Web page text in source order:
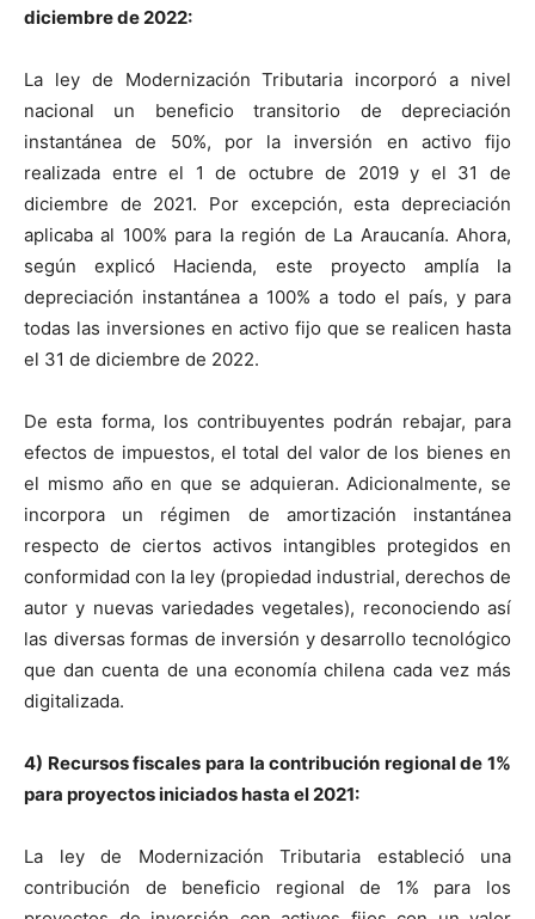
diciembre de 2022:
La ley de Modernización Tributaria incorporó a nivel
nacional un beneficio transitorio de depreciación
instantánea de 50%, por la inversión en activo fijo
realizada entre el 1 de octubre de 2019 y el 31 de
diciembre de 2021. Por excepción, esta depreciación
aplicaba al 100% para la región de La Araucanía. Ahora,
según explicó Hacienda, este proyecto amplía la
depreciación instantánea a 100% a todo el país, y para
todas las inversiones en activo fijo que se realicen hasta
el 31 de diciembre de 2022.
De esta forma, los contribuyentes podrán rebajar, para
efectos de impuestos, el total del valor de los bienes en
el mismo año en que se adquieran. Adicionalmente, se
incorpora un régimen de amortización instantánea
respecto de ciertos activos intangibles protegidos en
conformidad con la ley (propiedad industrial, derechos de
autor y nuevas variedades vegetales), reconociendo así
las diversas formas de inversión y desarrollo tecnológico
que dan cuenta de una economía chilena cada vez más
digitalizada.
4) Recursos fiscales para la contribución regional de 1%
para proyectos iniciados hasta el 2021:
La ley de Modernización Tributaria estableció una
contribución de beneficio regional de 1% para los